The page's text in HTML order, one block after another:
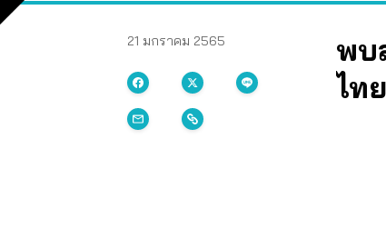
21 มกราคม 2565
พบ
ไท